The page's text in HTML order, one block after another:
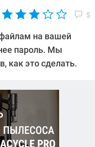
5
файлам на вашей
пароль. Мы
как это сделать.